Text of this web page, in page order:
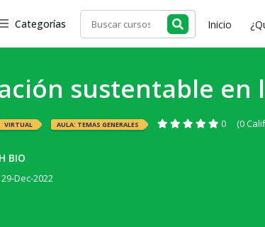
Categorías Inicio
sustentable en
VIRTUAL AULA: TEMAS GENERALES 0 (0
BIO
Dec-2022